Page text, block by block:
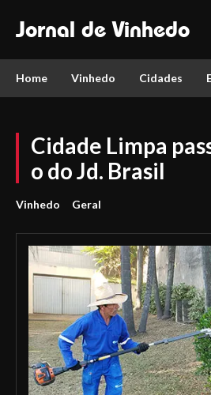
Jornal de Vinhedo
Home Vinhedo Cidades
Cidade Limpa
o do Jd. Brasil
Vinhedo Geral